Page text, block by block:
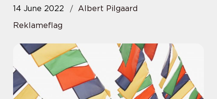
14 June 2022
Albert Pilgaard
Reklameflag